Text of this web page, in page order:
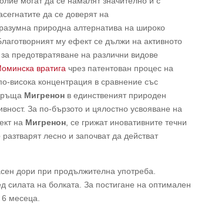
да се доверят на
природна алтернатива на широко
му ефект се дължи на активното
предотвратяване на различни видове
вратига чрез патентован процес на
висока концентрация в сравнение със
Мигренон в единственият природен
За по-бързото и цялостно усвояване на
на Мигренон, се грижат иновативните течни
лесно и започват да действат
дори при продължителна употреба.
силата на болката. За постигане на оптимален
месеца.